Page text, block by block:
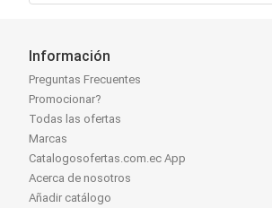
Información
Preguntas Frecuentes
Promocionar?
Todas las ofertas
Marcas
Catalogosofertas.com.ec App
Acerca de nosotros
Añadir catálogo